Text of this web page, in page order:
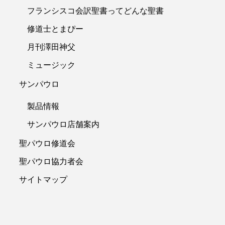
フランシスコ会訳聖書ってどんな聖書
修道士とまぴー
月刊澤田神父
ミュージック
サンパウロ
製品情報
サンパウロ店舗案内
聖パウロ修道会
聖パウロ協力者会
サイトマップ